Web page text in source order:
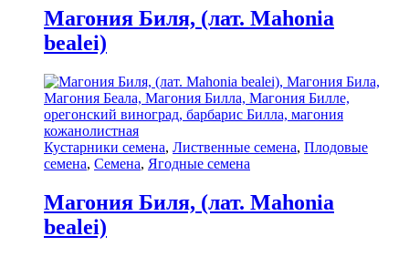
Магония Биля, (лат. Mahonia
bealei)
Кустарники семена, Лиственные семена, Плодовые
семена, Семена, Ягодные семена
Магония Биля, (лат. Mahonia
bealei)